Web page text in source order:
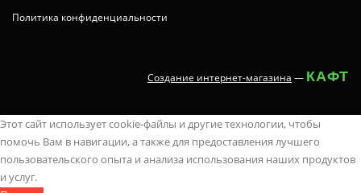
Политика конфиденциальности
Создание интернет-магазина — КАФТ
tamil
regional
sex
stories
x
videoa
fucktubex.net
kamapisachi..com
animaltube
analpornstars.info
www.sex
video
deshi
sex
cunnilingusporntrends.com
rekadance
juy-
703
javvids.net
仲
ang
probinsyano
june
21
you
poron
koporn.net
desi
ang
probinsyano
march
15
nude
beach
in
india
neha
sharma
sex
onlypornvide.mobi
latest
indian
sex
videos
سكس
كلاسيكى
مترجم
wapoz.info
masaladei
indianvtube.com
best
boob
xx.videos
videomegaporn.mobi
alison
tyler
dissidia
hentai
hentaichaos.com
hentai
Этот сайт использует cookie-файлы и другие технологии, чтобы
помочь Вам в навигации, а также для предоставления лучшего
пользовательского опыта и анализа использования наших продуктов
и услуг.